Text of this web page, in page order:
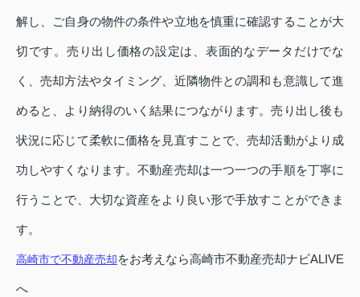
解し、ご自身の物件の条件や立地を慎重に確認することが大
切です。売り出し価格の設定は、表面的なデータだけでな
く、売却方法やタイミング、近隣物件との調和も意識して進
めると、より納得のいく結果につながります。売り出し後も
状況に応じて柔軟に価格を見直すことで、売却活動がより成
功しやすくなります。不動産売却は一つ一つの手順を丁寧に
行うことで、大切な資産をより良い形で手放すことができま
す。
高崎市で不動産売却をお考えなら高崎市不動産売却ナビALIVE
へ